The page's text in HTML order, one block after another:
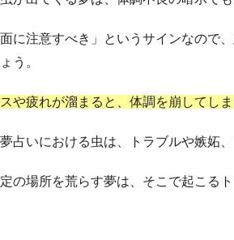
面に注意すべき」というサインなので
う。
や疲れが溜まると、体調を崩してし
占いにおける虫は、トラブルや嫉妬
の場所を荒らす夢は、そこで起こる